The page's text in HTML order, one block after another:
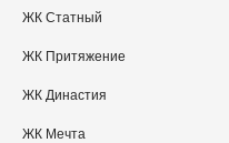
ЖК Статный
ЖК Притяжение
ЖК Династия
ЖК Мечта